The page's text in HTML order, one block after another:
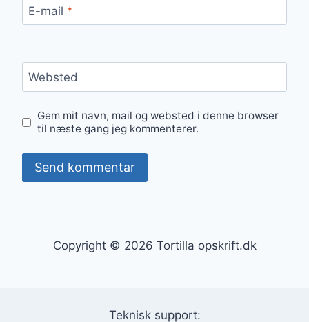
E-mail *
Websted
Gem mit navn, mail og websted i denne browser
til næste gang jeg kommenterer.
Copyright © 2026 Tortilla opskrift.dk
Teknisk support: